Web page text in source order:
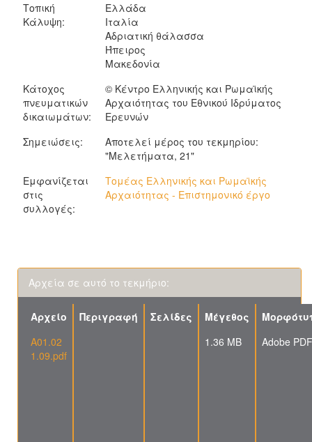
Τοπική
Κάλυψη:
Ελλάδα
Ιταλία
Αδριατική θάλασσα
Ήπειρος
Μακεδονία
Κάτοχος
πνευματικών
δικαιωμάτων:
© Κέντρο Ελληνικής και Ρωμαϊκής
Αρχαιότητας του Εθνικού Ιδρύματος
Ερευνών
Σημειώσεις:
Αποτελεί μέρος του τεκμηρίου:
"Μελετήματα, 21"
Εμφανίζεται
στις
συλλογές:
Τομέας Ελληνικής και Ρωμαϊκής
Αρχαιότητας - Επιστημονικό έργο
Αρχεία σε αυτό το τεκμήριο:
Αρχείο Περιγραφή Σελίδες Μέγεθος
A01.02
1.09.pdf
1.36 MB Adobe PDF